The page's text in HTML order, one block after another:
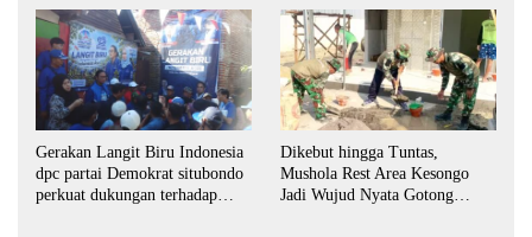
Gerakan Langit Biru Indonesia
dpc partai Demokrat situbondo
perkuat dukungan terhadap
Dikebut hingga Tuntas,
Mushola Rest Area Kesongo
Jadi Wujud Nyata Gotong